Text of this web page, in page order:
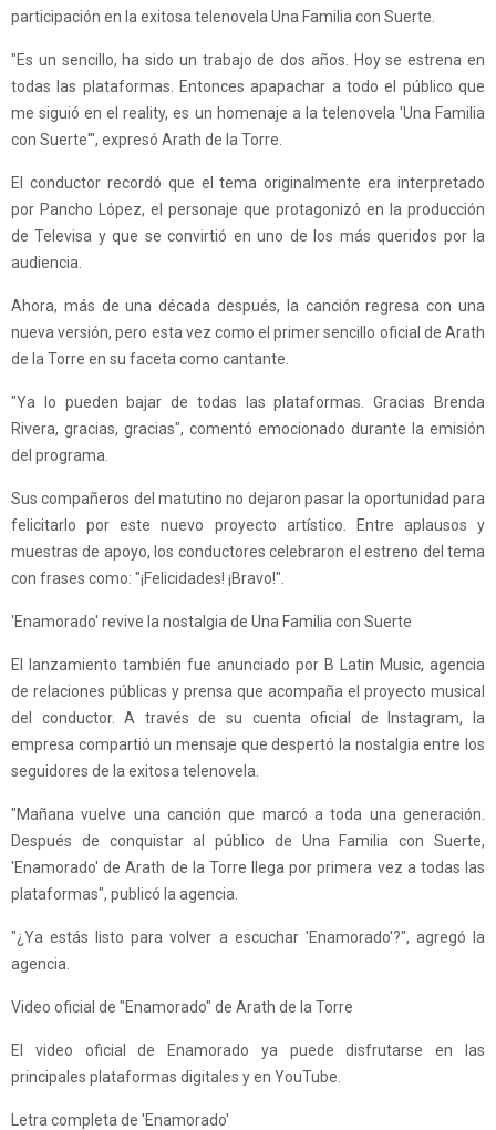
participación en la exitosa telenovela Una Familia con Suerte.
"Es un sencillo, ha sido un trabajo de dos años. Hoy se estrena en
todas las plataformas. Entonces apapachar a todo el público que
me siguió en el reality, es un homenaje a la telenovela 'Una Familia
con Suerte'", expresó Arath de la Torre.
El conductor recordó que el tema originalmente era interpretado
por Pancho López, el personaje que protagonizó en la producción
de Televisa y que se convirtió en uno de los más queridos por la
audiencia.
Ahora, más de una década después, la canción regresa con una
nueva versión, pero esta vez como el primer sencillo oficial de Arath
de la Torre en su faceta como cantante.
"Ya lo pueden bajar de todas las plataformas. Gracias Brenda
Rivera, gracias, gracias", comentó emocionado durante la emisión
del programa.
Sus compañeros del matutino no dejaron pasar la oportunidad para
felicitarlo por este nuevo proyecto artístico. Entre aplausos y
muestras de apoyo, los conductores celebraron el estreno del tema
con frases como: "¡Felicidades! ¡Bravo!".
'Enamorado' revive la nostalgia de Una Familia con Suerte
El lanzamiento también fue anunciado por B Latin Music, agencia
de relaciones públicas y prensa que acompaña el proyecto musical
del conductor. A través de su cuenta oficial de Instagram, la
empresa compartió un mensaje que despertó la nostalgia entre los
seguidores de la exitosa telenovela.
"Mañana vuelve una canción que marcó a toda una generación.
Después de conquistar al público de Una Familia con Suerte,
'Enamorado' de Arath de la Torre llega por primera vez a todas las
plataformas", publicó la agencia.
"¿Ya estás listo para volver a escuchar 'Enamorado'?", agregó la
agencia.
Video oficial de "Enamorado" de Arath de la Torre
El video oficial de Enamorado ya puede disfrutarse en las
principales plataformas digitales y en YouTube.
Letra completa de 'Enamorado'